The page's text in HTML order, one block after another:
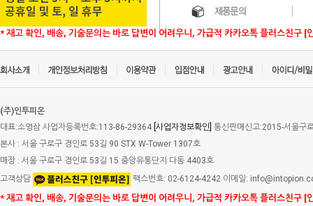
* 재고 확인, 배송, 기술문의는 바로 답변이 어려우니, 가급적 카카오톡 플러스친구 [
(주)인투피온
대표:소영삼 사업자등록번호:113-86-29364 [사업자정보확인] 통신판매신고:2015-서울구
본사 : 서울 구로구 경인로 53길 90 STX W-Tower 1307호
매장 : 서울 구로구 경인로 53길 15 중앙유통단지 다동 4403호
고객상담
팩스번호: 02-6124-4242 이메일:
* 재고 확인, 배송, 기술문의는 바로 답변이 어려우니, 가급적 카카오톡 플러스친구 [